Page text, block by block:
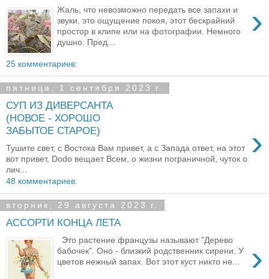
›
Жаль, что невозможно передать все запахи и
звуки, это ощущение покоя, этот бескрайний
простор в клипе или на фотографии. Немного
душно. Пред...
25 комментариев:
пятница, 1 сентября 2023 г.
СУП ИЗ ДИВЕРСАНТА
(НОВОЕ - ХОРОШО
ЗАБЫТОЕ СТАРОЕ)
›
Тушите свет, с Востока Вам привет, а с Запада ответ, на этот
вот привет, Dodo вещает Всем, о жизни пограничной, чуток о
лич...
48 комментариев:
вторник, 29 августа 2023 г.
АССОРТИ КОНЦА ЛЕТА
›
Это растение французы называют "Дерево
бабочек". Оно - близкий родственник сирени. У
цветов нежный запах. Вот этот куст никто не...